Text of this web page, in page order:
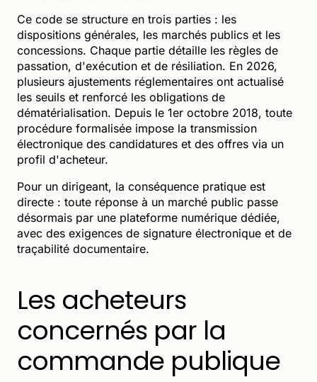
Ce code se structure en trois parties : les
dispositions générales, les marchés publics et les
concessions. Chaque partie détaille les règles de
passation, d'exécution et de résiliation. En 2026,
plusieurs ajustements réglementaires ont actualisé
les seuils et renforcé les obligations de
dématérialisation. Depuis le 1er octobre 2018, toute
procédure formalisée impose la transmission
électronique des candidatures et des offres via un
profil d'acheteur.
Pour un dirigeant, la conséquence pratique est
directe : toute réponse à un marché public passe
désormais par une plateforme numérique dédiée,
avec des exigences de signature électronique et de
traçabilité documentaire.
Les acheteurs
concernés par la
commande publique